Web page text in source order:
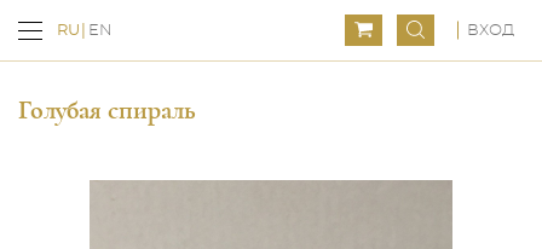
RU EN ВХОД
Голубая спираль